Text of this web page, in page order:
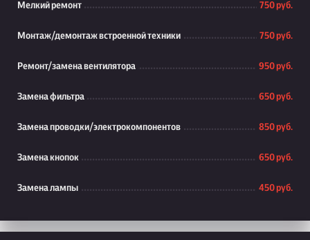
Мелкий ремонт 750 руб.
Монтаж/демонтаж встроенной техники 750 руб.
Ремонт/замена вентилятора 950 руб.
Замена фильтра 650 руб.
Замена проводки/электрокомпонентов 850 руб.
Замена кнопок 650 руб.
Замена лампы 450 руб.